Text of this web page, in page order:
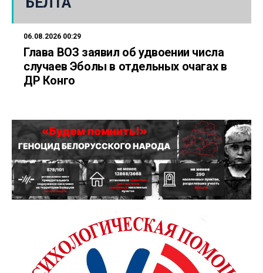
06.08.2026 00:29
Глава ВОЗ заявил об удвоении числа
случаев Эболы в отдельных очагах в
ДР Конго